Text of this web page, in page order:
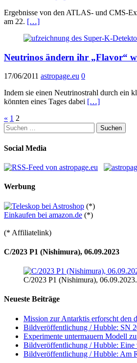
Ergebnisse von den ATLAS- und CMS-
am 22. […]
Neutrinos ändern ihr „Flavor“
17/06/2011 astropage.eu 0
Indem sie einen Neutrinostrahl durch ein
könnten eines Tages dabei […]
Seitennummerierung
der
Beiträge
« 1 2
Suchen
nach:
Social Media
Werbung
(*)
Einkaufen bei amazon.de (*)
(* Affiliatelink)
C/2023 P1 (Nishimura), 06.09.2023
C/2023 P1 (Nishimura),
Neueste Beiträge
Mission zur Antarktis erforscht den
Bildveröffentlichung / Hubble: SN
Experimente untermauern Modell
Bildveröffentlichung / Hubble: Eine
Bildveröffentlichung / Hubble: Am